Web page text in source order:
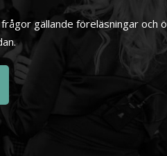
gällande föreläsningar och